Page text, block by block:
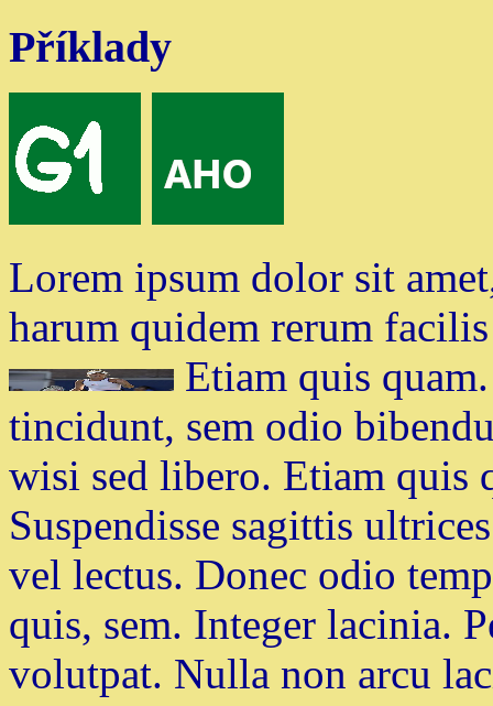
Příklady
Lorem ipsum dolor sit
harum quidem rerum
Etiam quis
tincidunt, sem odio
wisi sed libero. Etiam quis
Suspendisse sagittis
vel lectus. Donec odio
quis, sem. Integer lacinia.
volutpat. Nulla non arcu